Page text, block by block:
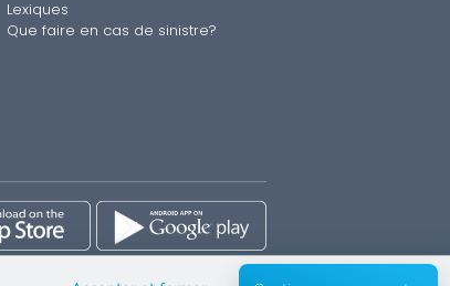
Lexiques
Que faire en cas de sinistre?